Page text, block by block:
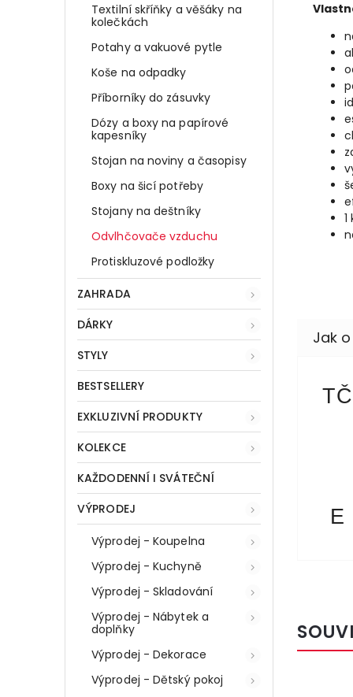
Textilní skříňky a věšáky na
kolečkách
Potahy a vakuové pytle
Koše na odpadky
Příborníky do zásuvky
Dózy a boxy na papírové
kapesníky
Stojan na noviny a časopisy
Boxy na šicí potřeby
Stojany na deštníky
Odvlhčovače vzduchu
Protiskluzové podložky
ZAHRADA
DÁRKY
STYLY
BESTSELLERY
EXKLUZIVNÍ PRODUKTY
KOLEKCE
KAŽDODENNÍ I SVÁTEČNÍ
VÝPRODEJ
Výprodej - Koupelna
Výprodej - Kuchyně
Výprodej - Skladování
Výprodej - Nábytek a
doplňky
Výprodej - Dekorace
Výprodej - Dětský pokoj
TČ
E